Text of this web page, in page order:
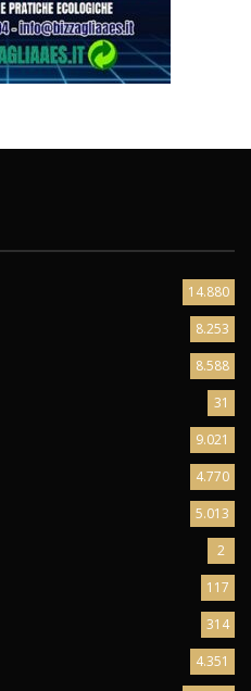
14.880
8.253
8.588
31
9.021
4.770
5.013
2
117
314
4.351